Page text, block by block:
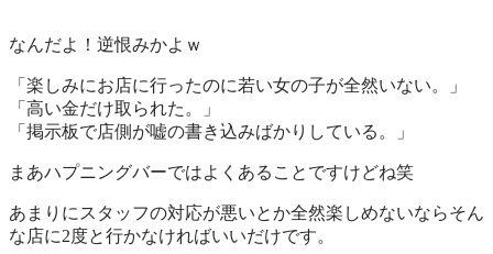
なんだよ！逆恨みかよｗ
「楽しみにお店に行ったのに若い女の子が全然いない。」
「高い金だけ取られた。」
「掲示板で店側が嘘の書き込みばかりしている。」
まあハプニングバーではよくあることですけどね笑
あまりにスタッフの対応が悪いとか全然楽しめないならそん
な店に2度と行かなければいいだけです。